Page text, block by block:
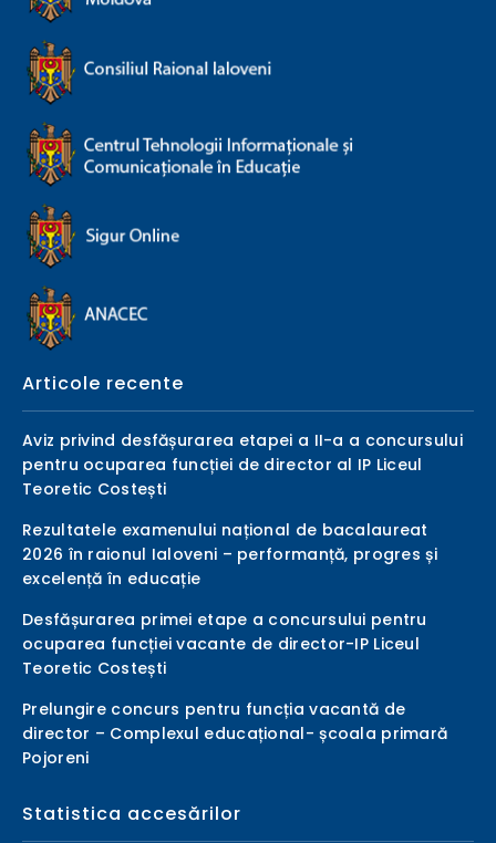
Articole recente
Aviz privind desfășurarea etapei a II-a a concursului
pentru ocuparea funcției de director al IP Liceul
Teoretic Costești
Rezultatele examenului național de bacalaureat
2026 în raionul Ialoveni – performanță, progres și
excelență în educație
Desfășurarea primei etape a concursului pentru
ocuparea funcției vacante de director-IP Liceul
Teoretic Costești
Prelungire concurs pentru funcția vacantă de
director – Complexul educațional- școala primară
Pojoreni
Statistica accesărilor